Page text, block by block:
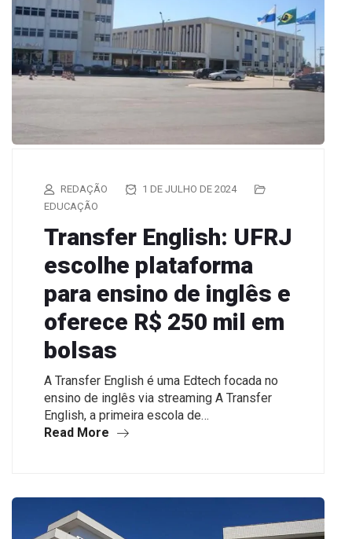
REDAÇÃO
1 DE JULHO DE 2024
EDUCAÇÃO
Transfer English: UFRJ
escolhe plataforma
para ensino de inglês e
oferece R$ 250 mil em
bolsas
A Transfer English é uma Edtech focada no
ensino de inglês via streaming A Transfer
English, a primeira escola de…
Read More